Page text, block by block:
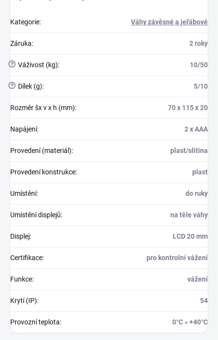
Kategorie: Váhy závěsné a jeřábové
Záruka: 2 roky
? Váživost (kg): 10/50
? Dílek (g): 5/10
Rozměr šx v x h (mm): 70 x 115 x 20
Napájení: 2 x AAA
Provedení (materiál): plast/slitina
Provedení konstrukce: plast
Umístění: do ruky
Umístění displejů: na těle váhy
Displej: LCD 20 mm
Certifikace: pro kontrolní vážení
Funkce: vážení
Krytí (IP): 54
Provozní teplota: 0°C » +40°C